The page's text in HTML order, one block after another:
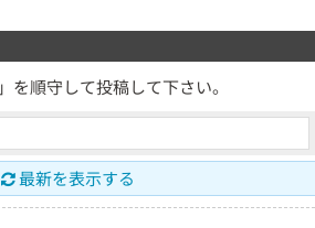
」を順守して投稿して下さい。
最新を表示する